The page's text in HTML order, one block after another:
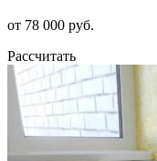
от 78 000 руб.
Рассчитать